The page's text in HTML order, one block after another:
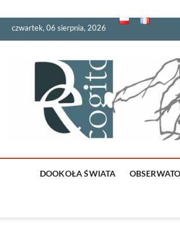
czwartek, 06 sierpnia, 2026
DOOKOŁA ŚWIATA